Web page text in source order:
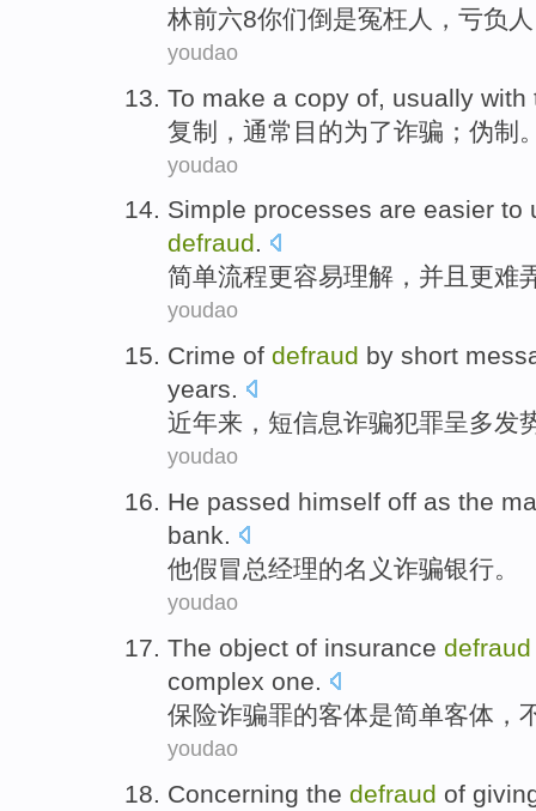
林前六8你们倒是冤枉 人， 亏负
youdao
To make a copy of, usually with
复制
， 通常 目的为了诈骗 ；伪制
youdao
Simple processes are easier to
defraud.
简单流程更容易理解 ， 并且 更难
youdao
Crime of defraud by short
years.
近年来， 短信息诈骗犯罪呈多发
youdao
He passed himself off as the
bank.
他假冒总经理的名义诈骗银行。
youdao
The object of insurance defraud
complex one.
保险诈骗罪的客体是简单客体，
youdao
Concerning the defraud of